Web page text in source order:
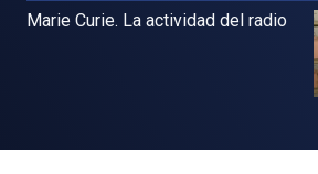
Marie Curie. La actividad del radio